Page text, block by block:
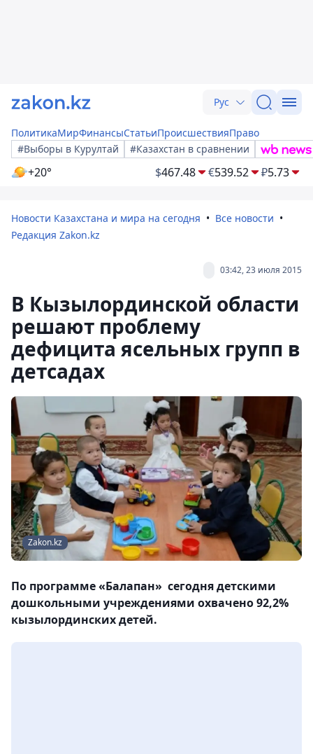
Рус
ПолитикаМирФинансыСтатьиПроисшествияПраво
#Выборы в Курултай
#Казахстан в сравнении
+20° $467.48 €539.52 ₽5.73
Новости Казахстана и мира на сегодня
Все новости
Редакция Zakon.kz
03:42, 23 июля 2015
В Кызылординской области
решают проблему
дефицита ясельных групп в
детсадах
Zakon.kz
По программе «Балапан» сегодня детскими
дошкольными учреждениями охвачено 92,2%
кызылординских детей.